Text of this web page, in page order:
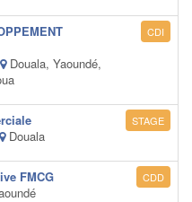
Douala, Yaoundé,
CDI
Douala
STAGE
FMCG
CDD